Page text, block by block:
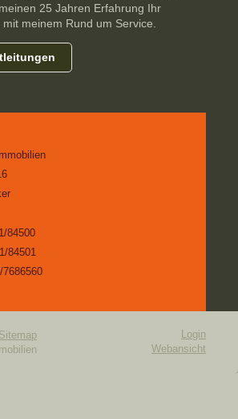
25 Jahren Erfahrung Ihr
meinem Rund um Service.
84500
84501
7686560
Sitemap
Login
Webansicht